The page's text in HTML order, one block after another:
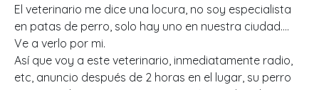
El veterinario me dice una locura, no soy especialista
en patas de perro, solo hay uno en nuestra ciudad….
Ve a verlo por mi.
Así que voy a este veterinario, inmediatamente radio,
etc, anuncio después de 2 horas en el lugar, su perro